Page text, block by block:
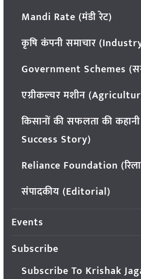
Mandi Rate (मंडी रेट)
कृषि कंपनी समाचार
Government Schemes
एग्रीकल्चर मशीन
किसानों की सफलता की
Success Story)
Reliance Foundation
संपादकीय (Editorial)
Events
Subscribe
Subscribe To Krishak